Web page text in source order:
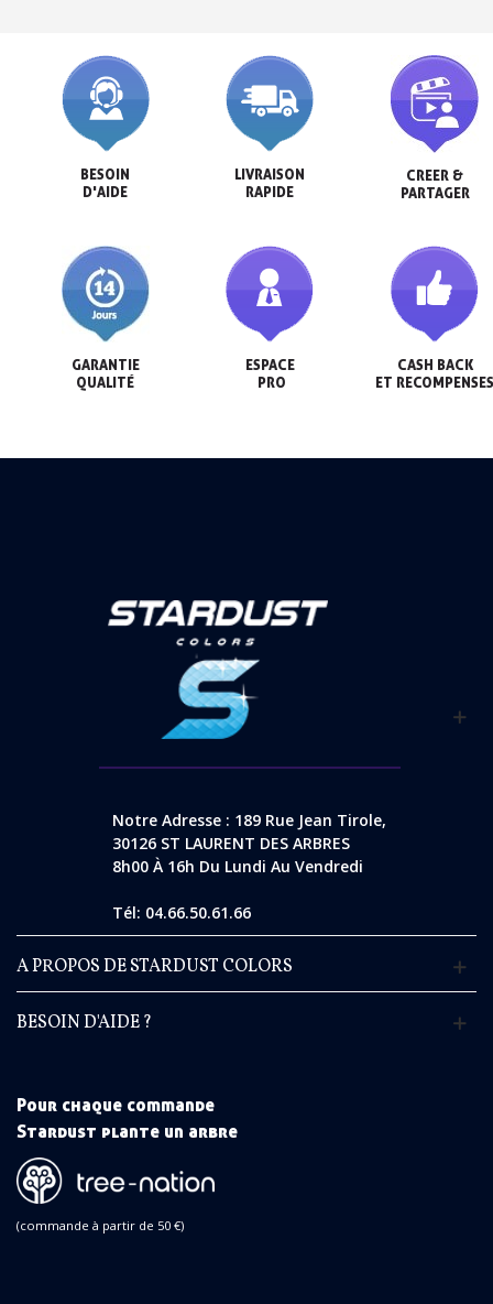
BESOIN
D'AIDE
LIVRAISON
RAPIDE
CREER &
PARTAGER
GARANTIE
QUALITÉ
ESPACE
PRO
CASH BACK
ET
Notre Adresse : 189 Rue Jean Tirole,
30126 ST LAURENT DES ARBRES
8h00 À 16h Du Lundi Au Vendredi
Tél: 04.66.50.61.66
A PROPOS DE STARDUST COLORS
BESOIN D'AIDE ?
Pour chaque commande
Stardust plante un arbre
(commande à partir de 50 €)